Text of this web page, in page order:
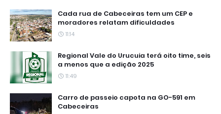
Cada rua de Cabeceiras tem um CEP e
moradores relatam dificuldades
11:14
Regional Vale do Urucuia terá oito time, seis
a menos que a edição 2025
11:49
Carro de passeio capota na GO-591 em
Cabeceiras